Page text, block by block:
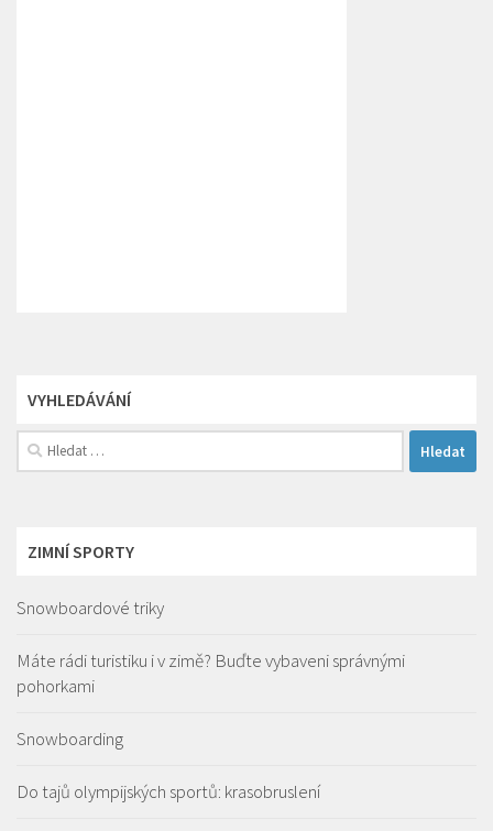
VYHLEDÁVÁNÍ
Vyhledávání
ZIMNÍ SPORTY
Snowboardové triky
Máte rádi turistiku i v zimě? Buďte vybaveni správnými
pohorkami
Snowboarding
Do tajů olympijských sportů: krasobruslení